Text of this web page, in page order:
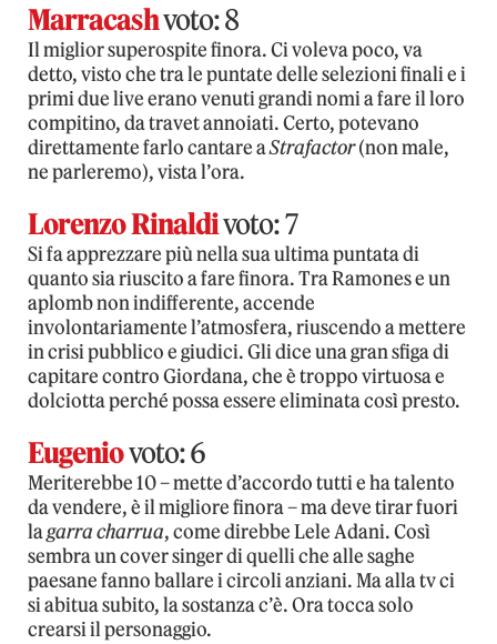
Marracashvoto: 8
Il miglior superospite finora. Ci voleva poco, va
detto, visto che tra le puntate delle selezioni finali e i
primi due live erano venuti grandi nomi a fare il loro
compitino, da travet annoiati. Certo, potevano
direttamente farlo cantare aStrafactor(non male,
ne parleremo), vista l’ora.
Lorenzo Rinaldivoto: 7
Si fa apprezzare più nella sua ultima puntata di
quanto sia riuscito a fare finora. Tra Ramones e un
aplomb non indifferente, accende
involontariamente l’atmosfera, riuscendo a mettere
in crisi pubblico e giudici. Gli dice una gran sfiga di
capitare contro Giordana, che è troppo virtuosa e
dolciotta perché possa essere eliminata così presto.
Eugeniovoto: 6
Meriterebbe 10 – mette d’accordo tutti e ha talento
da vendere, è il migliore finora – ma deve tirar fuori
lagarra charrua, come direbbe Lele Adani. Così
sembra un cover singer di quelli che alle saghe
paesane fanno ballare i circoli anziani. Ma alla tv ci
si abitua subito, la sostanza c’è. Ora tocca solo
crearsi il personaggio.